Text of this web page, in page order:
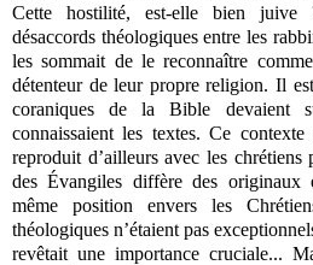
Cette hostilité, est-elle bien juive
désaccords théologiques entre les
les sommait de le reconnaître
détenteur de leur propre religion. Il
coraniques de la Bible devaient
connaissaient les textes. Ce
reproduit d’ailleurs avec les
des Évangiles diffère des originaux
même position envers les
théologiques n’étaient pas
revêtait une importance cruciale...